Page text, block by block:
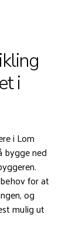
i
i Lom
bygge ned
for at
og
mulig ut